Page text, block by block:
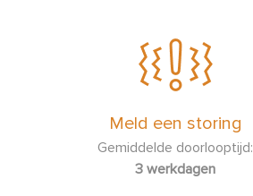
Meld een storing
Gemiddelde doorlooptijd:
3 werkdagen